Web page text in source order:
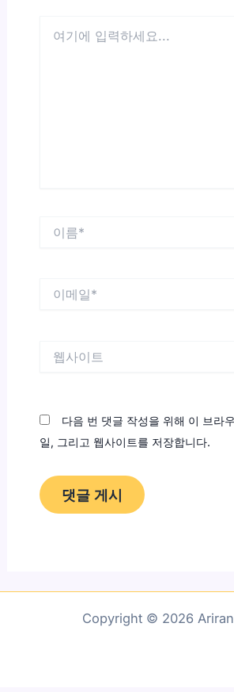
다음 번 댓글 작성을 위해 이 브라
일, 그리고 웹사이트를 저장합니다.
Copyright © 2026